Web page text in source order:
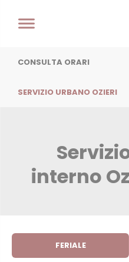
CONSULTA ORARI
SERVIZIO URBANO OZIERI
interno
FERIALE